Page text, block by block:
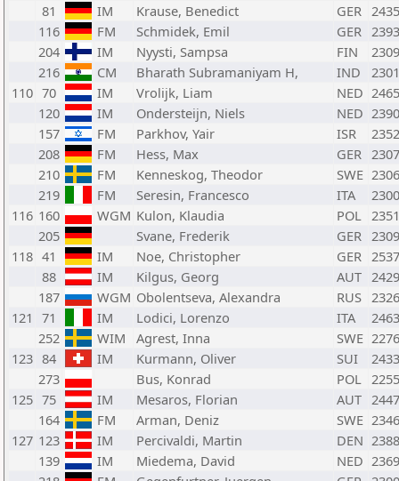
81
IM Krause, Benedict GER 2435
116
FM Schmidek, Emil GER 2393
204
IM Nyysti, Sampsa FIN
2309
216
CM Bharath Subramaniyam H, IND
2301
110 70 IM Vrolijk, Liam NED 2465
120
IM Ondersteijn, Niels NED 2390
157
FM Parkhov, Yair ISR
2352
208
FM Hess, Max GER 2307
210
FM Kenneskog, Theodor SWE 2306
219
FM Seresin, Francesco ITA
2300
116 160 WGM Kulon, Klaudia POL 2351
205
Svane, Frederik GER 2309
118 41 IM Noe, Christopher GER 2537
88
IM Kilgus, Georg AUT 2429
187
WGM Obolentseva, Alexandra RUS 2326
121 71 IM Lodici, Lorenzo ITA
2463
252
WIM Agrest, Inna SWE 2276
123 84 IM Kurmann, Oliver SUI
2433
273
Bus, Konrad POL 2255
125 75 IM Mesaros, Florian AUT 2447
164
FM Arman, Deniz SWE 2346
127 123 IM Percivaldi, Martin DEN 2388
139
IM Miedema, David NED 2369